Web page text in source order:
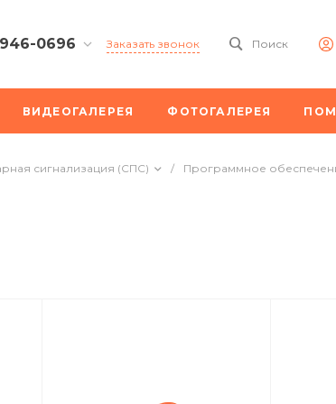
0696
0696
ул.
Заказать звонок Поиск
ВИДЕОГАЛЕРЕЯ ФОТОГАЛЕРЕЯ
сигнализация (СПС) / Программное